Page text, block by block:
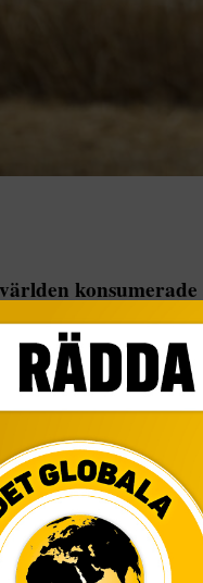
är ett
klimatet. KLIMAT
av förnybara
tidigare för varje
konsumerade